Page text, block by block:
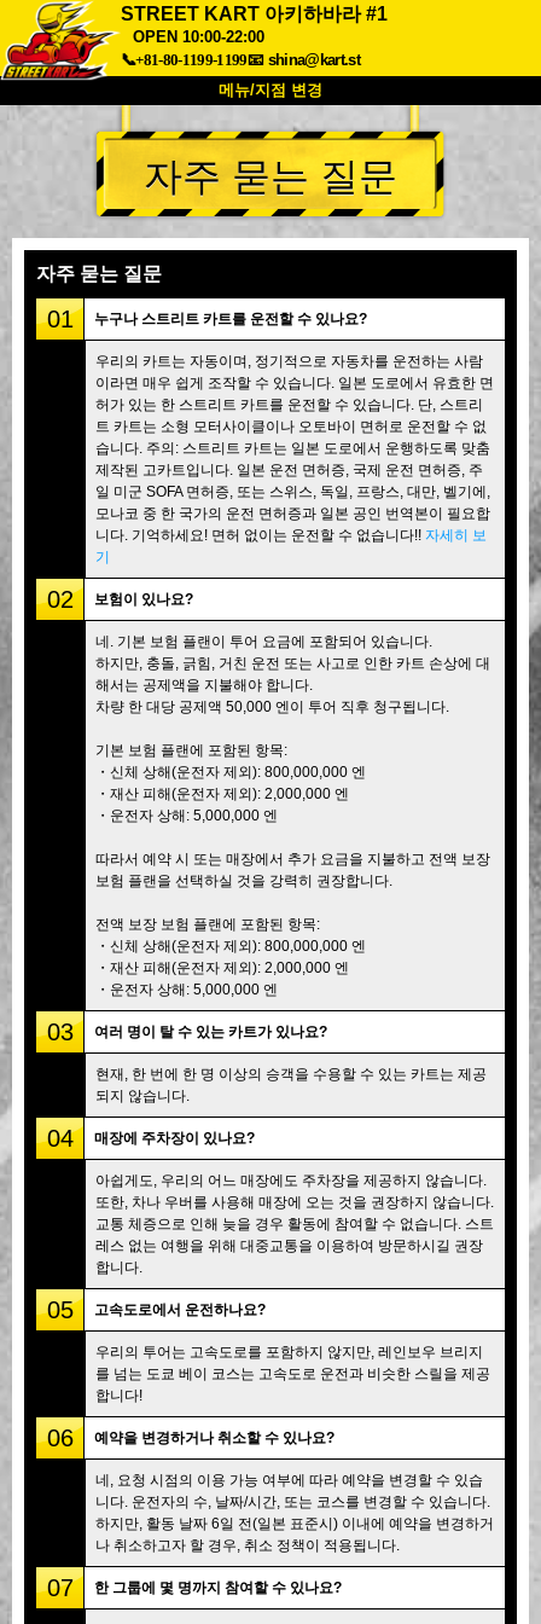
STREET KART 아키하바라 #1
OPEN 10:00-22:00
📞+81-80-1199-1199📧 shina@kart.st
메뉴/지점 변경
소개 사양 가격
접근성 고객 리뷰 자주 묻는 질문
도쿄 시나가와 #1 도쿄 아키하바라#1
도쿄 아키하바라#2 도쿄 시부야
도쿄 시부야 애넥스 도쿄 베이
도쿄 아사쿠사 오사카
오키나와
자주 묻는 질문
자주 묻는 질문
01 누구나 스트리트 카트를 운전할 수 있나요?
우리의 카트는 자동이며, 정기적으로 자동차를 운전하는 사람
이라면 매우 쉽게 조작할 수 있습니다. 일본 도로에서 유효한 면
허가 있는 한 스트리트 카트를 운전할 수 있습니다. 단, 스트리
트 카트는 소형 모터사이클이나 오토바이 면허로 운전할 수 없
습니다. 주의: 스트리트 카트는 일본 도로에서 운행하도록 맞춤
제작된 고카트입니다. 일본 운전 면허증, 국제 운전 면허증, 주
일 미군 SOFA 면허증, 또는 스위스, 독일, 프랑스, 대만, 벨기에,
모나코 중 한 국가의 운전 면허증과 일본 공인 번역본이 필요합
니다. 기억하세요! 면허 없이는 운전할 수 없습니다!! 자세히 보
기
02 보험이 있나요?
네. 기본 보험 플랜이 투어 요금에 포함되어 있습니다.
하지만, 충돌, 긁힘, 거친 운전 또는 사고로 인한 카트 손상에 대
해서는 공제액을 지불해야 합니다.
차량 한 대당 공제액 50,000 엔이 투어 직후 청구됩니다.
기본 보험 플랜에 포함된 항목:
・신체 상해(운전자 제외): 800,000,000 엔
・재산 피해(운전자 제외): 2,000,000 엔
・운전자 상해: 5,000,000 엔
따라서 예약 시 또는 매장에서 추가 요금을 지불하고 전액 보장
보험 플랜을 선택하실 것을 강력히 권장합니다.
전액 보장 보험 플랜에 포함된 항목:
・신체 상해(운전자 제외): 800,000,000 엔
・재산 피해(운전자 제외): 2,000,000 엔
・운전자 상해: 5,000,000 엔
03 여러 명이 탈 수 있는 카트가 있나요?
현재, 한 번에 한 명 이상의 승객을 수용할 수 있는 카트는 제공
되지 않습니다.
04 매장에 주차장이 있나요?
아쉽게도, 우리의 어느 매장에도 주차장을 제공하지 않습니다.
또한, 차나 우버를 사용해 매장에 오는 것을 권장하지 않습니다.
교통 체증으로 인해 늦을 경우 활동에 참여할 수 없습니다. 스트
레스 없는 여행을 위해 대중교통을 이용하여 방문하시길 권장
합니다.
05 고속도로에서 운전하나요?
우리의 투어는 고속도로를 포함하지 않지만, 레인보우 브리지
를 넘는 도쿄 베이 코스는 고속도로 운전과 비슷한 스릴을 제공
합니다!
06 예약을 변경하거나 취소할 수 있나요?
네, 요청 시점의 이용 가능 여부에 따라 예약을 변경할 수 있습
니다. 운전자의 수, 날짜/시간, 또는 코스를 변경할 수 있습니다.
하지만, 활동 날짜 6일 전(일본 표준시) 이내에 예약을 변경하거
나 취소하고자 할 경우, 취소 정책이 적용됩니다.
07 한 그룹에 몇 명까지 참여할 수 있나요?